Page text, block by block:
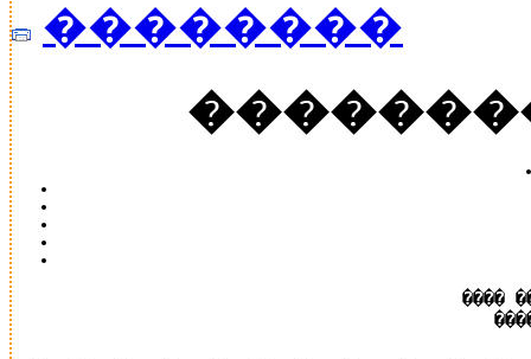
��������
����